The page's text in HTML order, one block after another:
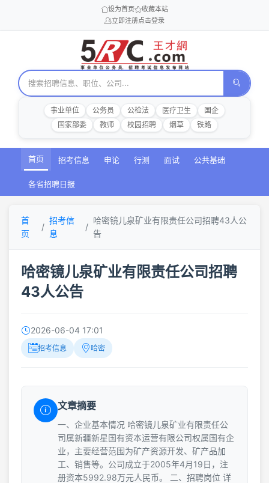
设为首页
收藏本站
立即注册点击登录
事业单位 公务员 公检法 医疗卫生
国企
国家部委
教师 校园招聘 烟草 铁路
首页 招考信息 申论 行测 面试 公共基础
各省招聘日报
首
页
招考信
息
哈密镜儿泉矿业有限责任公司招聘43人公
告
哈密镜儿泉矿业有限责任公司招聘
43人公告
2026-06-04 17:01
招考信息 哈密
文章摘要
一、企业基本情况 哈密镜儿泉矿业有限责任公
司属新疆新星国有资本运营有限公司权属国有企
业，主要经营范围为矿产资源开发、矿产品加
工、销售等。公司成立于2005年4月19日，注
册资本5992.98万元人民币。 二、招聘岗位 详